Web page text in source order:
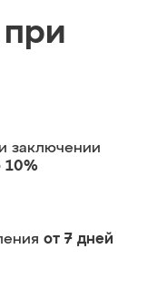
заключении
10%
от 7 дней